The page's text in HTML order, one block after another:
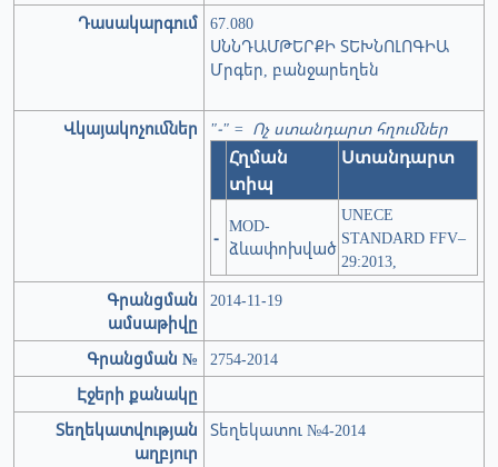
Դասակարգում 67.080
ՍՆՆԴԱՄԹԵՐՔԻ ՏԵԽՆՈԼՈԳԻԱ
Մրգեր, բանջարեղեն
Վկայակոչումներ "-" = Ոչ ստանդարտ հղումներ
Հղման
տիպ
Ստանդարտ
-
MOD-
ձևափոխված
UNECE
STANDARD FFV–
29:2013,
Գրանցման
ամսաթիվը
2014-11-19
Գրանցման №
2754-2014
Էջերի քանակը
Տեղեկատվության
աղբյուր
Տեղեկատու №4-2014